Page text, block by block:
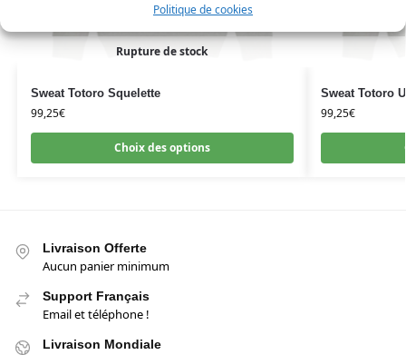
Politique de cookies
Rupture de stock
Sweat Totoro Squelette
99,25€
Choix des options
Sweat Totoro
99,25€
Livraison Offerte
Aucun panier minimum
Support Français
Email et téléphone !
Livraison Mondiale